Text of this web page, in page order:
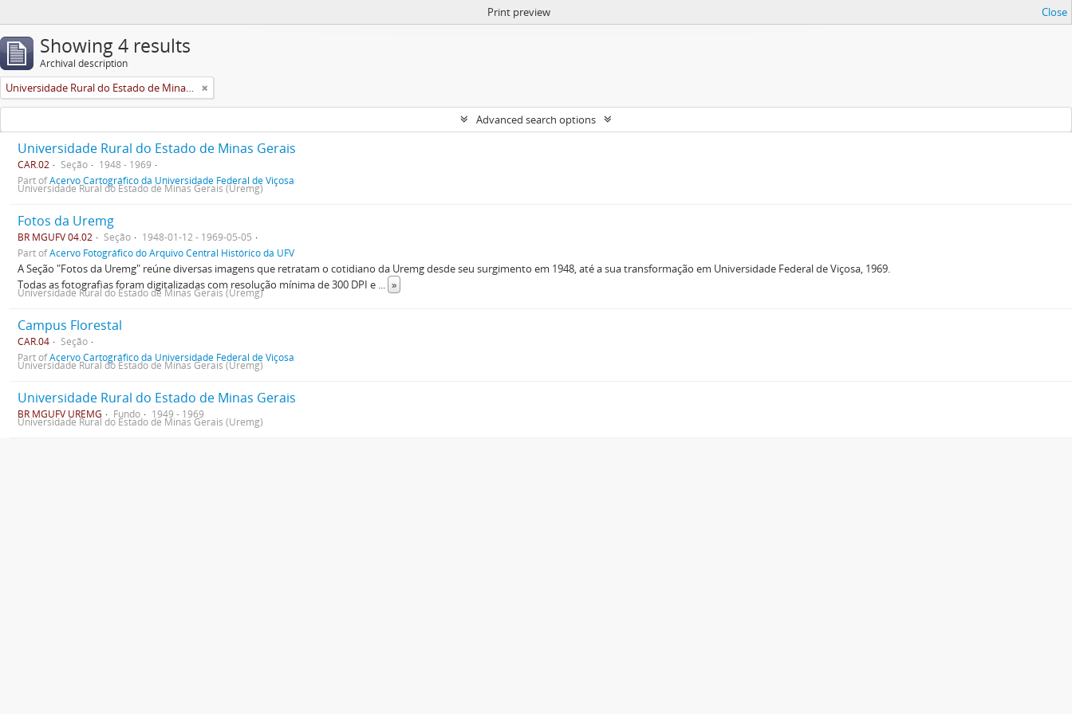
Print preview Close
Showing 4 results
Archival description
Universidade Rural do Estado de Minas Gerais (Uremg)
Advanced search options
Universidade Rural do Estado de Minas Gerais
CAR.02 Seção
1948 - 1969
Part ofAcervo Cartográfico da Universidade Federal de Viçosa
Universidade Rural do Estado de Minas Gerais (Uremg)
Fotos da Uremg
BR MGUFV 04.02 Seção
1948-01-12 - 1969-05-05
Part ofAcervo Fotográfico do Arquivo Central Histórico da UFV
A Seção "Fotos da Uremg" reúne diversas imagens que retratam o cotidiano da Uremg desde seu surgimento em 1948, até a sua transformação em Universidade Federal de Viçosa, 1969.
Todas as fotografias foram digitalizadas com resolução mínima de 300 DPI e ... »
Universidade Rural do Estado de Minas Gerais (Uremg)
Campus Florestal
CAR.04
Seção
Part ofAcervo Cartográfico da Universidade Federal de Viçosa
Universidade Rural do Estado de Minas Gerais (Uremg)
Universidade Rural do Estado de Minas Gerais
BR MGUFV UREMG Fundo 1949 - 1969
Universidade Rural do Estado de Minas Gerais (Uremg)